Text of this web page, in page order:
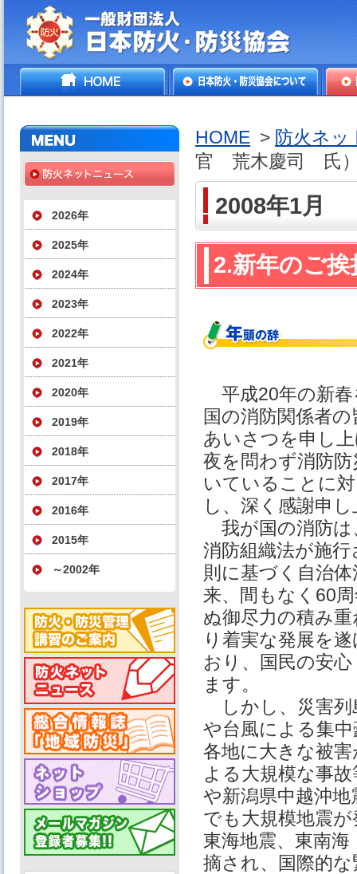
一般財団法人日本防火・防
HOME
2026年
2025年
2024年
2023年
2022年
2021年
2020年
2019年
2018年
2017年
2016年
2015年
～2002年
HOME > 防火ネッ
官 荒木慶司 氏
2008年1月
2.新年のご
平成20年の新春
国の消防関係者
あいさつを申し
夜を問わず消防
いていることに
し、深く感謝申
我が国の消防は
消防組織法が施
則に基づく自治
来、間もなく60
ぬ御尽力の積み
り着実な発展を
おり、国民の安
ます。
しかし、災害列
や台風による集
各地に大きな被
よる大規模な事
や新潟県中越沖
でも大規模地震
東海地震、東南
摘され、国際的